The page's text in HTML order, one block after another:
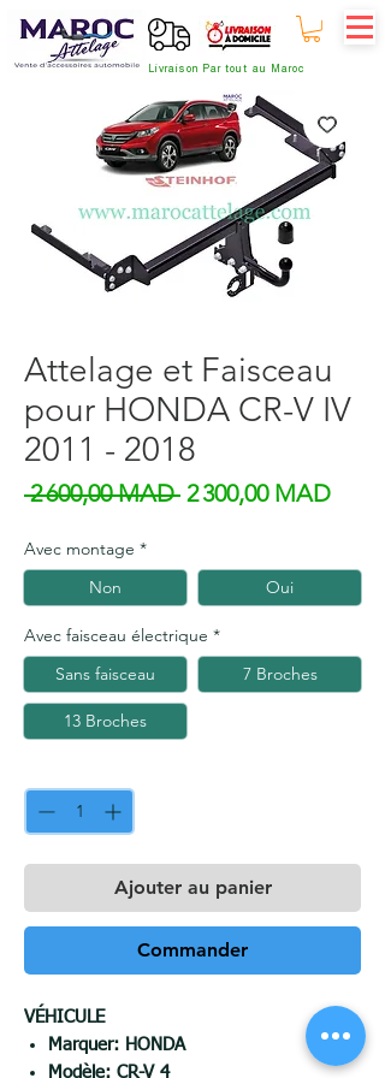
Livraison Par tout au Maroc
Attelage et Faisceau
pour HONDA CR-V IV
2011 - 2018
2 600,00 MAD Prix original
2 300,00 MADPrix
Avec montage *
Non
Oui
Avec faisceau électrique *
Sans faisceau
7 Broches
13 Broches
Ajouter au panier
Commander
VÉHICULE
Marquer: HONDA
Modèle: CR-V 4